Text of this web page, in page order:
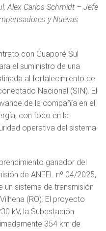
Alex Carlos Schmidt – Jefe
y Nuevas
con Guaporé Sul
el suministro de una
al fortalecimiento de
Nacional (SIN). El
de la compañía en el
con foco en la
operativa del sistema
ganador del
de ANEEL nº 04/2025,
un sistema de transmisión
(RO). El proyecto
kV, la Subestación
354 km de